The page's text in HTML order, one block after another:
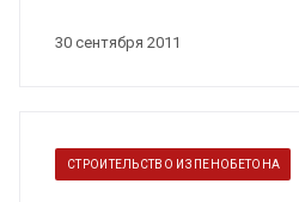
30 сентября 2011
СТРОИТЕЛЬСТВО ИЗ ПЕНОБЕТОНА